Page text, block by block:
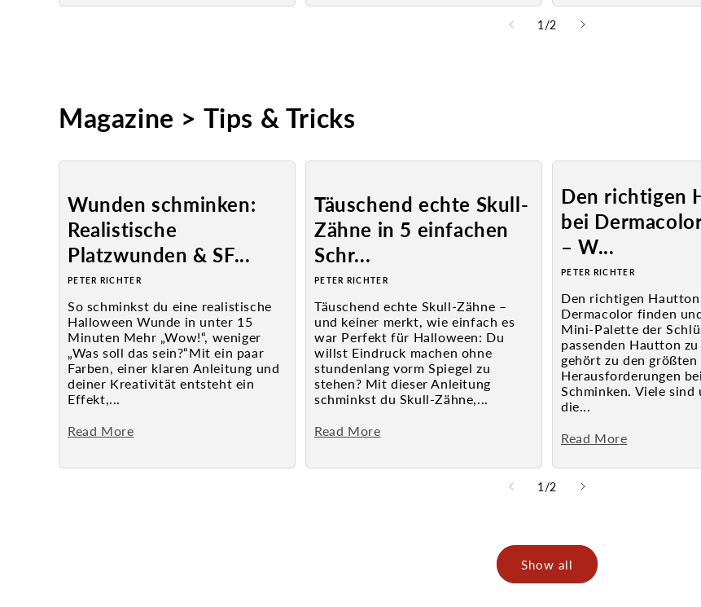
1 /from
2
Magazine > Tips & Tricks
Wunden schminken:
Realistische
Platzwunden & SF...
PETER RICHTER
So schminkst du eine realistische
Halloween Wunde in unter 15
Minuten Mehr „Wow!“, weniger
„Was soll das sein?“Mit ein paar
Farben, einer klaren Anleitung und
deiner Kreativität entsteht ein
Effekt,...
Read More
Täuschend echte Skull-
Zähne in 5 einfachen
Schr...
PETER RICHTER
Täuschend echte Skull-Zähne –
und keiner merkt, wie einfach es
war Perfekt für Halloween: Du
willst Eindruck machen ohne
stundenlang vorm Spiegel zu
stehen? Mit dieser Anleitung
schminkst du Skull-Zähne,...
Read More
Den richtigen
bei
– W...
PETER RICHTER
Den richtigen
Dermacolor finden
Mini-Palette der
passenden Hautton
gehört zu den größten
Herausforderungen
Schminken. Viele sind
die...
Read More
1 /from
2
Show all